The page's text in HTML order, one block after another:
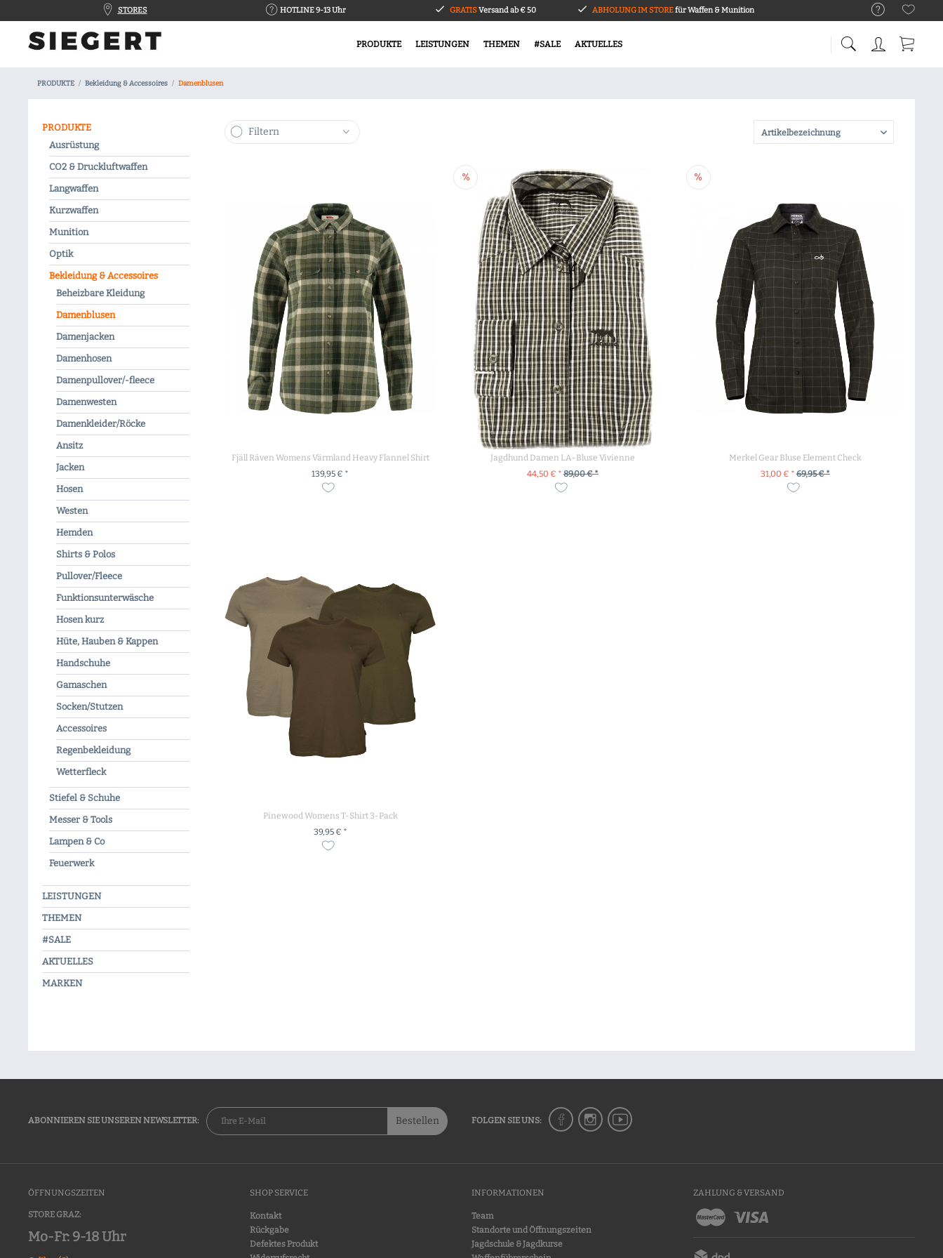
STORES HOTLINE 9-13 Uhr GRATISVersand ab € 50 ABHOLUNG IM STOREfür Waffen & Munition
PRODUKTE LEISTUNGEN THEMEN #SALE AKTUELLES
PRODUKTE Bekleidung & Accessoires Damenblusen
PRODUKTE
Ausrüstung
CO2 & Druckluftwaffen
Langwaffen
Kurzwaffen
Munition
Optik
Bekleidung & Accessoires
Beheizbare Kleidung
Damenblusen
Damenjacken
Damenhosen
Damenpullover/-fleece
Damenwesten
Damenkleider/Röcke
Ansitz
Jacken
Hosen
Westen
Hemden
Shirts & Polos
Pullover/Fleece
Funktionsunterwäsche
Hosen kurz
Hüte, Hauben & Kappen
Handschuhe
Gamaschen
Socken/Stutzen
Accessoires
Regenbekleidung
Wetterfleck
Stiefel & Schuhe
Messer & Tools
Lampen & Co
Feuerwerk
LEISTUNGEN
THEMEN
#SALE
AKTUELLES
MARKEN
Filtern
Fjäll Räven Womens Värmland Heavy Flannel Shirt
139,95 € *
ZUM PRODUKT
Jagdhund Damen LA-Bluse Vivienne
44,50 € * 89,00 € *
ZUM PRODUKT
Merkel Gear Bluse Element Check
31,00 € *69,95 € *
ZUM PRODUKT
Pinewood Womens T-Shirt 3-Pack
39,95 € *
ZUM PRODUKT
ABONNIEREN SIE UNSEREN NEWSLETTER: Bestellen FOLGEN SIE UNS:
ÖFFNUNGSZEITEN
STORE GRAZ:
Mo-Fr: 9-18 Uhr
SHOP SERVICE
Kontakt
Rückgabe
Defektes Produkt
INFORMATIONEN
Team
Standorte und Öffnungszeiten
Jagdschule & Jagdkurse
ZAHLUNG & VERSAND